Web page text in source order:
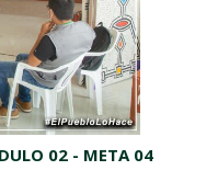
02 - META 04